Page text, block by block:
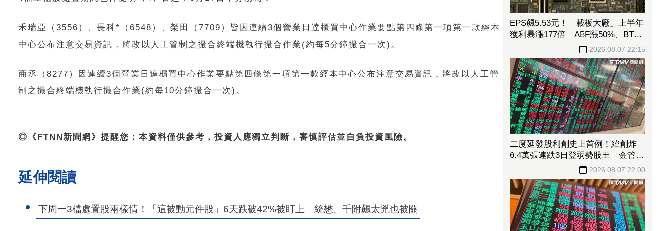
禾瑞亞（3556）、長科*（6548）、榮田（7709）皆因連續3個營業日達櫃買中心作業要點第四條第一項第一款經本
中心公布注意交易資訊，將改以人工管制之撮合終端機執行撮合作業(約每5分鐘撮合一次)。
商丞（8277）因連續3個營業日達櫃買中心作業要點第四條第一項第一款經本中心公布注意交易資訊，將改以人工管
制之撮合終端機執行撮合作業(約每10分鐘撮合一次)。
◎《FTNN新聞網》提醒您：本資料僅供參考，投資人應獨立判斷，審慎評估並自負投資風險。
延伸閱讀
下周一3檔處置股兩樣情！「這被動元件股」6天跌破42%被盯上 統懋、千附飆太兇也被關
EPS飆5.53元！「載板大廠」上半年
獲利暴漲177倍 ABF漲50%、BT漲
2026.08.07 22:15
二度延發股利創史上首例！緯創炸
6.4萬張連跌3日登弱勢股王 金管會
要求集保、證交所了解2026.08.07 22:00